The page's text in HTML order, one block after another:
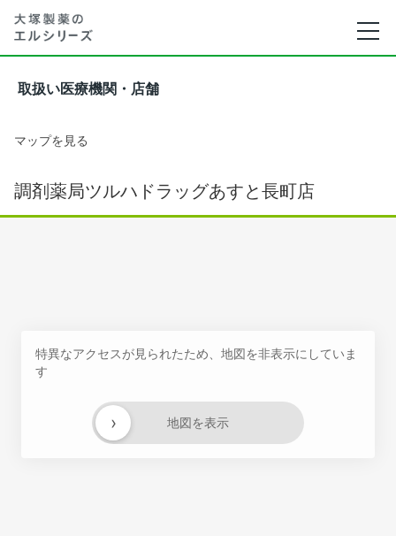
取扱い医療機関・店舗
マップを見る
調剤薬局ツルハドラッグあすと長町店
特異なアクセスが見られたため、地図を非表示にしていま
す
地図を表示
›